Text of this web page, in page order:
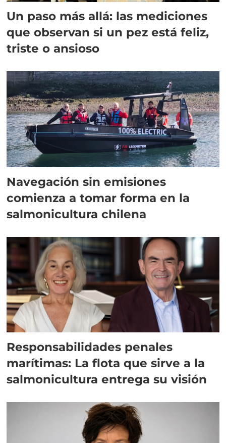
Un paso más allá: las mediciones
que observan si un pez está feliz,
triste o ansioso
Navegación sin emisiones
comienza a tomar forma en la
salmonicultura chilena
Responsabilidades penales
marítimas: La flota que sirve a la
salmonicultura entrega su visión